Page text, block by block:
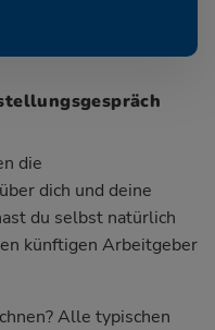
die
dich und deine
du selbst natürlich
künftigen Arbeitgeber
Alle typischen